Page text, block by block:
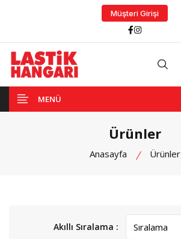
Müşteri Girişi
Facebook
Instagram
MENÜ
Ürünler
Anasayfa Ürünler
Akıllı Sıralama :